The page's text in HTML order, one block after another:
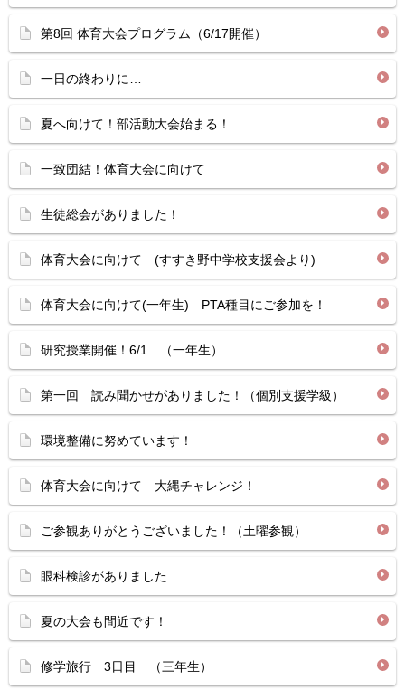
第8回 体育大会プログラム（6/17開催）
一日の終わりに…
夏へ向けて！部活動大会始まる！
一致団結！体育大会に向けて
生徒総会がありました！
体育大会に向けて (すすき野中学校支援会より)
体育大会に向けて(一年生) PTA種目にご参加を！
研究授業開催！6/1 （一年生）
第一回 読み聞かせがありました！（個別支援学級）
環境整備に努めています！
体育大会に向けて 大縄チャレンジ！
ご参観ありがとうございました！（土曜参観）
眼科検診がありました
夏の大会も間近です！
修学旅行 3日目 （三年生）